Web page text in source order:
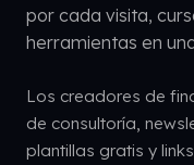
por cada visita,
herramientas en
Los creadores de
de consultoría,
plantillas gratis y